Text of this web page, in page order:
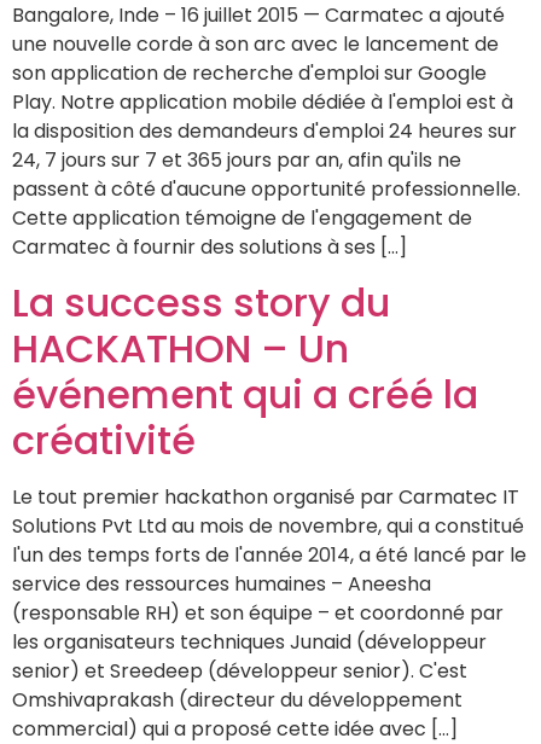
Bangalore, Inde – 16 juillet 2015 — Carmatec a ajouté
une nouvelle corde à son arc avec le lancement de
son application de recherche d'emploi sur Google
Play. Notre application mobile dédiée à l'emploi est à
la disposition des demandeurs d'emploi 24 heures sur
24, 7 jours sur 7 et 365 jours par an, afin qu'ils ne
passent à côté d'aucune opportunité professionnelle.
Cette application témoigne de l'engagement de
Carmatec à fournir des solutions à ses […]
La success story du
HACKATHON – Un
événement qui a créé la
créativité
Le tout premier hackathon organisé par Carmatec IT
Solutions Pvt Ltd au mois de novembre, qui a constitué
l'un des temps forts de l'année 2014, a été lancé par le
service des ressources humaines – Aneesha
(responsable RH) et son équipe – et coordonné par
les organisateurs techniques Junaid (développeur
senior) et Sreedeep (développeur senior). C'est
Omshivaprakash (directeur du développement
commercial) qui a proposé cette idée avec […]